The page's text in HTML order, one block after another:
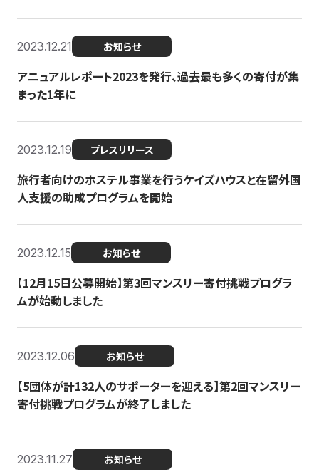
2023.12.21 お知らせ
アニュアルレポート2023を発行、過去最も多くの寄付が集
まった1年に
2023.12.19 プレスリリース
旅行者向けのホステル事業を行うケイズハウスと在留外国
人支援の助成プログラムを開始
2023.12.15 お知らせ
【12月15日公募開始】第3回マンスリー寄付挑戦プログラ
ムが始動しました
2023.12.06 お知らせ
【5団体が計132人のサポーターを迎える】第2回マンスリー
寄付挑戦プログラムが終了しました
2023.11.27 お知らせ